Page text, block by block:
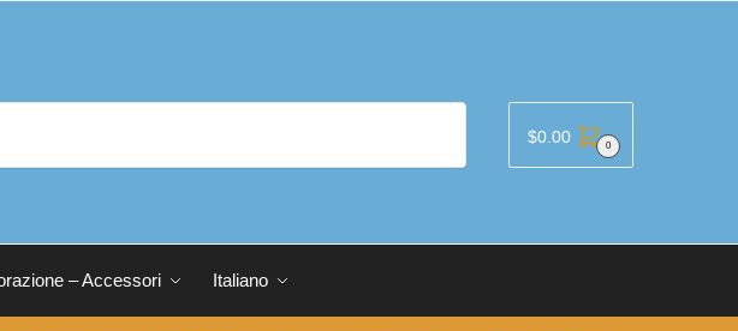
$0.00 0
– Accessori Italiano